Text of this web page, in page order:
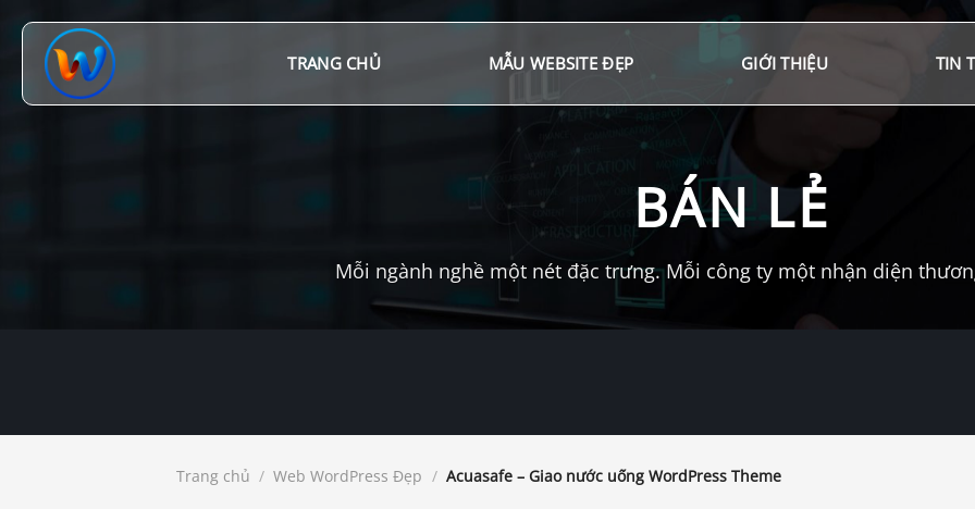
đến
TRANG CHỦ MẪU WEBSITE ĐẸP GIỚI THIỆU TIN
BÁN LẺ
Mỗi ngành nghề một nét đặc trưng. Mỗi công ty một nhận diện
Trang chủ / Web WordPress Đẹp / Acuasafe – Giao nước uống WordPress Theme